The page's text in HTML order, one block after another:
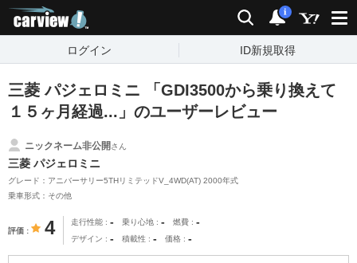
検索 通知
i
ログイン ID新規取得
三菱 パジェロミニ 「GDI3500から乗り換えて
１５ヶ月経過...」のユーザーレビュー
ニックネーム非公開さん
三菱 パジェロミニ
グレード：アニバーサリー5THリミテッドV_4WD(AT) 2000年式
乗車形式：その他
評価 4 走行性能 - 乗り心地 - 燃費 -
デザイン - 積載性 - 価格 -